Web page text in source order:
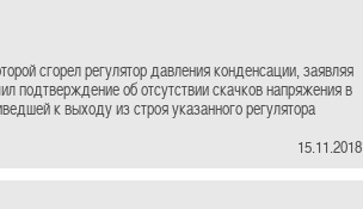
сгорел регулятор давления конденсации, заявляя
подтверждение об отсутствии скачков напряжения в
к выходу из строя указанного регулятора
15.11.2018